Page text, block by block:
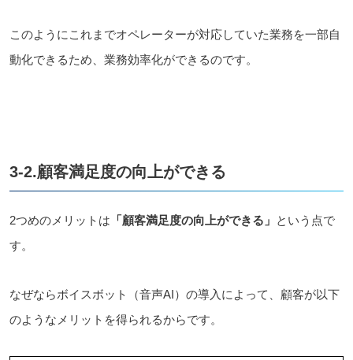
このようにこれまでオペレーターが対応していた業務を一部自
動化できるため、業務効率化ができるのです。
3-2.顧客満足度の向上ができる
2つめのメリットは 「顧客満足度の向上ができる」 という点で
す。
なぜならボイスボット（音声AI）の導入によって、顧客が以下
のようなメリットを得られるからです。